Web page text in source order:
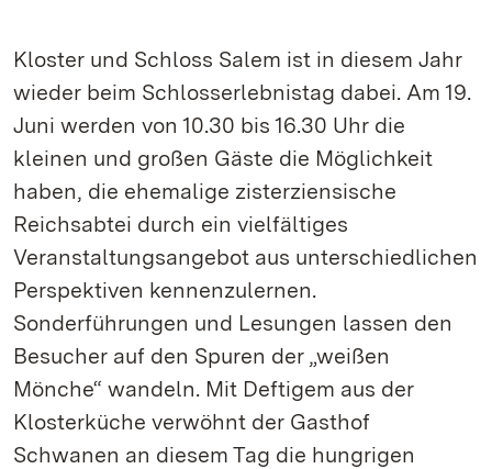
Kloster und Schloss Salem ist in diesem Jahr
wieder beim Schlosserlebnistag dabei. Am 19.
Juni werden von 10.30 bis 16.30 Uhr die
kleinen und großen Gäste die Möglichkeit
haben, die ehemalige zisterziensische
Reichsabtei durch ein vielfältiges
Veranstaltungsangebot aus unterschiedlichen
Perspektiven kennenzulernen.
Sonderführungen und Lesungen lassen den
Besucher auf den Spuren der „weißen
Mönche“ wandeln. Mit Deftigem aus der
Klosterküche verwöhnt der Gasthof
Schwanen an diesem Tag die hungrigen